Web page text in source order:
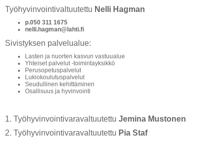
Työhyvinvointivaltuutettu Nelli Hagman​​​​​​​
p.050 311 1675
nelli.hagman@lahti.fi
Sivistyksen palvelualue:
Lasten ja nuorten kasvun vastuualue
Yhteiset palvelut -toimintayksikkö
Perusopetuspalvelut
Lukiokoulutuspalvelut
Seudullinen kehittäminen
Osallisuus ja hyvinvointi
1. Työhyvinvointivaravaltuutettu Jemina Mustonen
2. Työhyvinvointivaravaltuutettu Pia Staf